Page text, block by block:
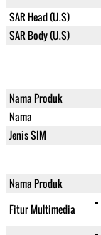
SAR Head (U.S)
SAR Body (U.S)
Nama Produk
Nama
Jenis SIM
Nama Produk
Fitur Multimedia